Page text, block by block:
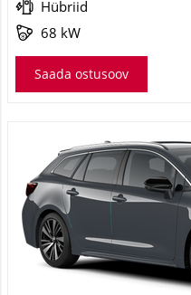
Hübriid
68 kW
Saada ostusoov